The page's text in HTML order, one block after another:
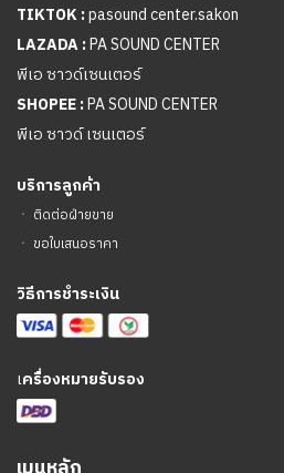
TIKTOK :pasound center.sakon
LAZADA :PA SOUND CENTER
พีเอ ซาวด์เซนเตอร์
SHOPEE :PA SOUND CENTER
พีเอ ซาวด์ เซนเตอร์
บริการลูกค้า
ㆍ ติดต่อฝ่ายขาย
ㆍ ขอใบเสนอราคา
วิธีการชำระเงิน
เครื่องหมายรับรอง